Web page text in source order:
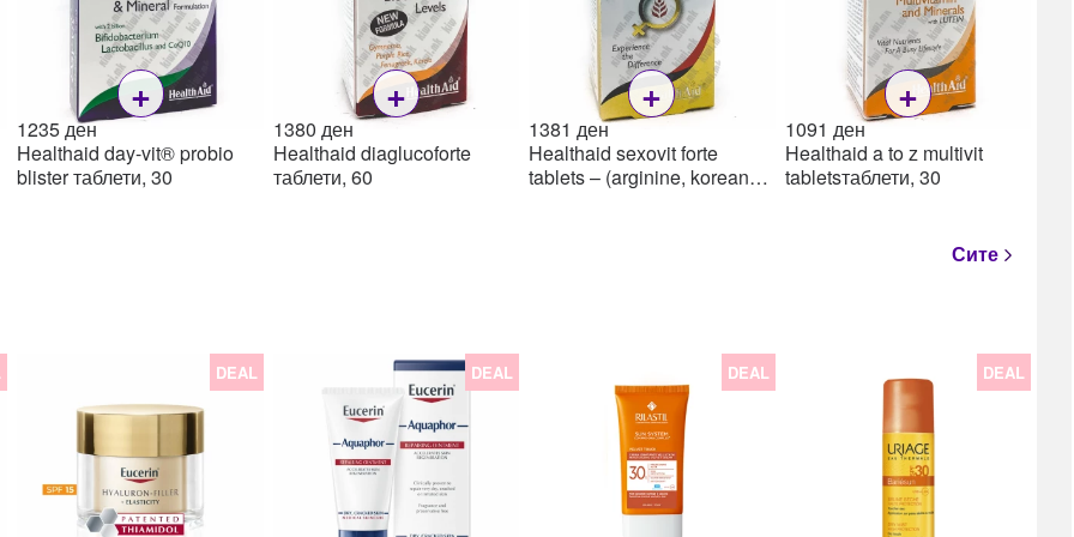
+
1235ден
Healthaid day-vit® probio
blister таблети, 30
+
1380 ден
Healthaid diaglucoforte
таблети, 60
+
1381ден
Healthaid sexovit forte
tablets – (arginine, korean
+
1091 ден
Healthaid a to z multivit
tabletsтаблети, 30
Сите
DEAL DEAL DEAL DEAL